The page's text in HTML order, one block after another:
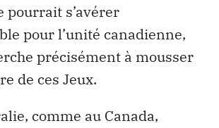
s’avérer
pour l’unité canadienne,
précisément à mousser
de ces Jeux.
comme au Canada,